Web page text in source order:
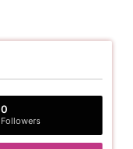
0
Followers